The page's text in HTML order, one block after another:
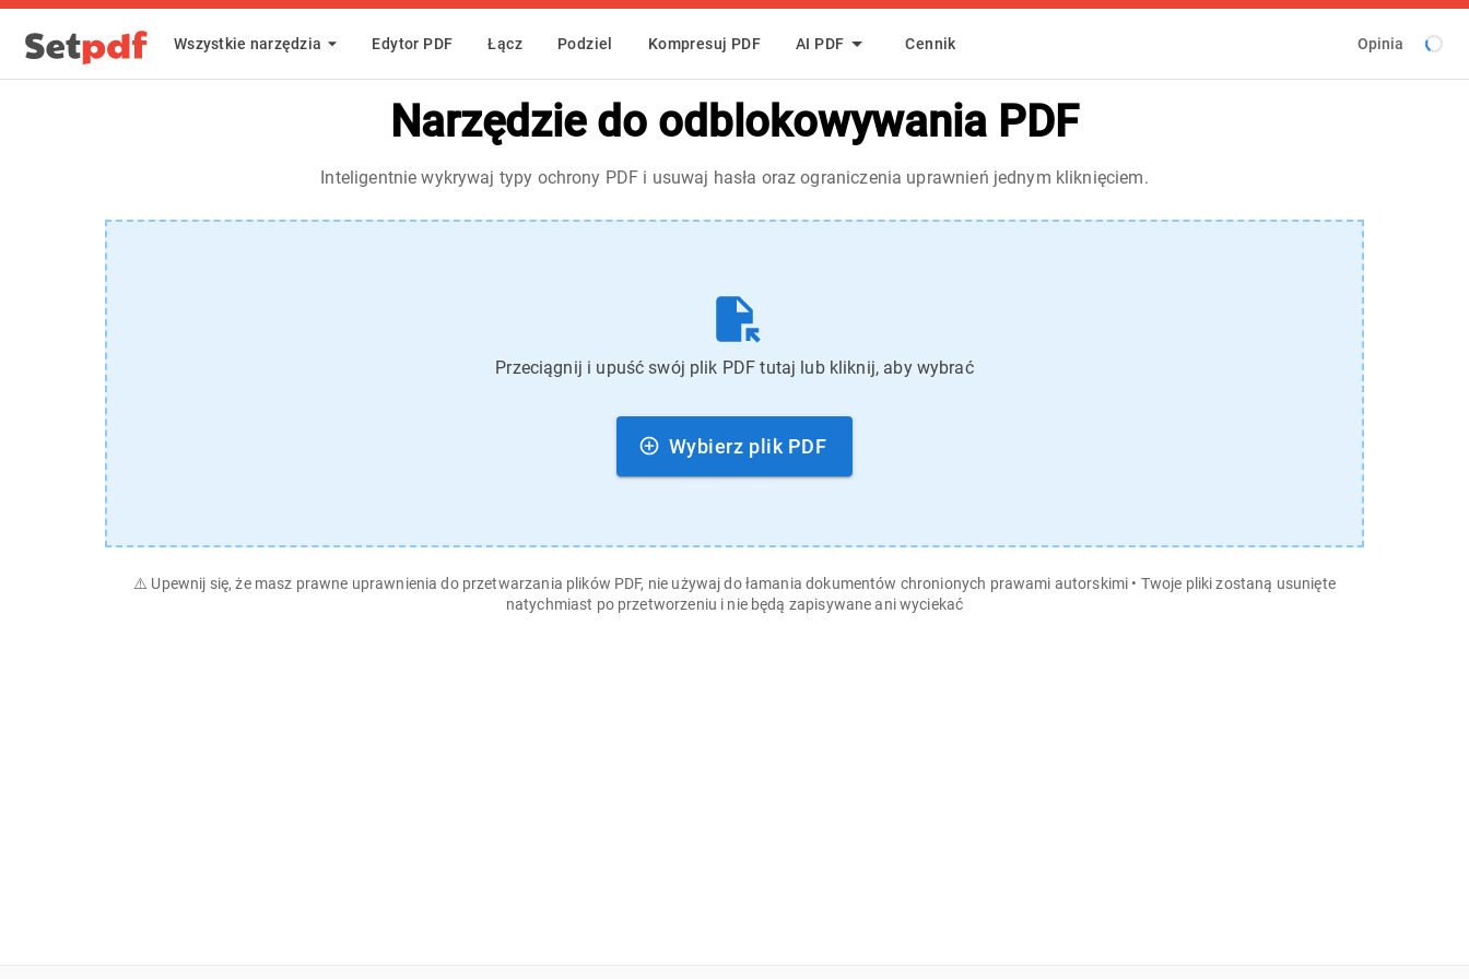
Wszystkie narzędzia Edytor PDF Łącz Podziel Kompresuj PDF AI PDF Cennik Opinia
Narzędzie do odblokowywania PDF
Inteligentnie wykrywaj typy ochrony PDF i usuwaj hasła oraz ograniczenia uprawnień jednym kliknięciem.
Przeciągnij i upuść swój plik PDF tutaj lub kliknij, aby wybrać
Wybierz plik PDF
⚠️ Upewnij się, że masz prawne uprawnienia do przetwarzania plików PDF, nie używaj do łamania dokumentów chronionych prawami autorskimi • Twoje pliki zostaną usunięte
natychmiast po przetworzeniu i nie będą zapisywane ani wyciekać